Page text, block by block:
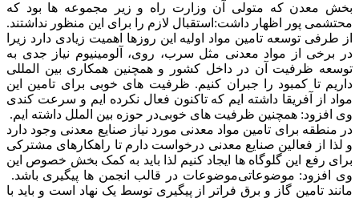
بخش معدن که متولی آن وزارت راه و زیر مجموعه ها بود که
استقبال لازم را برای این منظور نداشتند. محتشمی پور اظهار داشت:
از طرفی توسعه تامین مواد اولیه این روزها اهمیت زیادی دارد زیرا
در برخی از مواد معدنی مثل سرب، روی، آلومینیوم نیاز جدی به
توسعه ظرفیت آن در داخل کشور و همچنین همکاری بین المللی
داریم تا کمبود را جبران کنیم. ظرفیت های خوبی برای تامین این
مواد از آفریقا داشته ایم که تاکنون فعال نکرده ایم و سرعت کندی
در حوزه بین الملل داشته ایم.وی افزود: همچنین ظرفیت های خوبی
در منطقه برای تامین مواد معدنی مورد نیاز صنایع معدنی وجود دارد
و لذا از فعالین صنایع معدنی درخواست دارم تا راهکارهای مشترکی
برای رفع این گلوگاه ها ایجاد کنیم لذا باید به کمک بخش خصوص این
موضوعات در قالب انجمن ها پیگیری باشد.‌وی افزود: موضوعاتی
مانند تامین گاز و برق فراتر از پیگیری توسط یک نهاد است و باید با